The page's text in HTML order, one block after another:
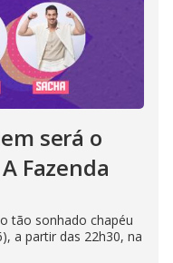
será o
Fazenda
tão sonhado chapéu
a partir das 22h30, na